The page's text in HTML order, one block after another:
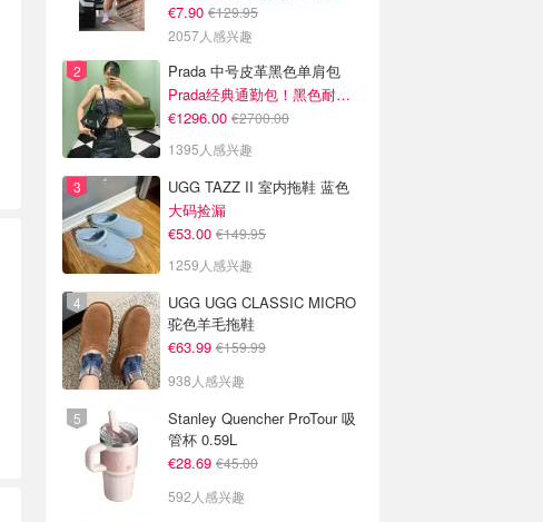
€7.90 €129.95
2057人感兴趣
Prada 中号皮革黑色单肩包
Prada经典通勤包！黑色耐看又百搭
€1296.00 €2700.00
1395人感兴趣
UGG TAZZ II 室内拖鞋 蓝色
大码捡漏
€53.00 €149.95
1259人感兴趣
UGG UGG CLASSIC MICRO
驼色羊毛拖鞋
€63.99 €159.99
938人感兴趣
Stanley Quencher ProTour 吸
管杯 0.59L
€28.69 €45.00
592人感兴趣